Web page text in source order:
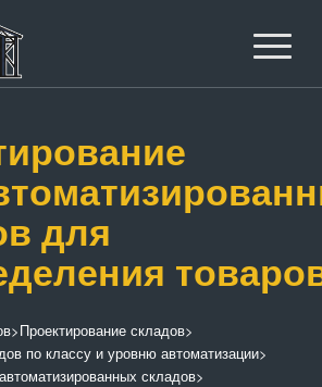
для
>Проектирование складов>
по классу и уровню автоматизации>
складов>